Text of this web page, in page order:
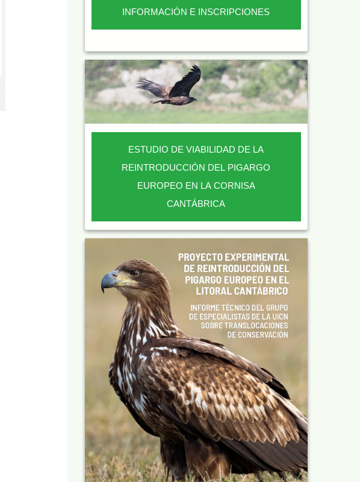
INFORMACIÓN E INSCRIPCIONES
ESTUDIO DE VIABILIDAD DE LA
REINTRODUCCIÓN DEL PIGARGO
EUROPEO EN LA CORNISA
CANTÁBRICA